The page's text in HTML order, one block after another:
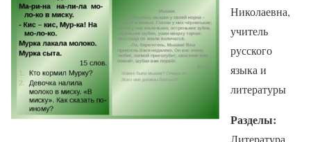
Николаевна,
учитель
русского
языка и
литературы
Разделы:
Литература